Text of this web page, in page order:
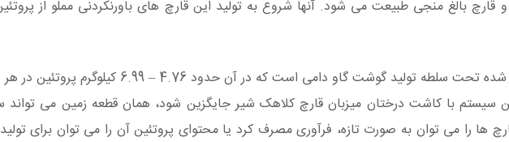
بالغ منجی طبیعت می شود. آنها شروع به تولید این قارچ های باورنکردنی مملو از
کشاورزی در زمین های جنگلی پاک شده تحت سلطه تولید گوشت گاو دامی است که در آن حدود 4.76 – 6.99
سیستم با کاشت درختان میزبان قارچ کلاهک شیر جایگزین شود، همان قطعه زمین می تواند
قارچ ها را می توان به صورت تازه، فرآوری مصرف کرد یا محتوای پروتئین آن را می توان برای